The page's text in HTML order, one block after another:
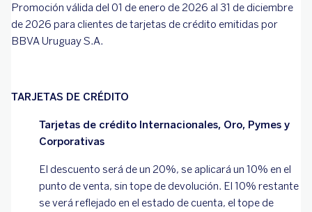
Promoción válida del 01 de enero de 2026 al 31 de diciembre
de 2026 para clientes de tarjetas de crédito emitidas por
BBVA Uruguay S.A.
TARJETAS DE CRÉDITO
Tarjetas de crédito Internacionales, Oro, Pymes y
Corporativas
El descuento será de un 20%, se aplicará un 10% en el
punto de venta, sin tope de devolución. El 10% restante
se verá reflejado en el estado de cuenta, el tope de